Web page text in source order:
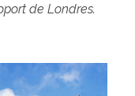
de Londres.